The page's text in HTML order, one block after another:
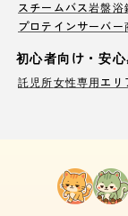
スチームバス岩盤浴
プロテインサーバー
初心者向け・安
託児所女性専用エリ